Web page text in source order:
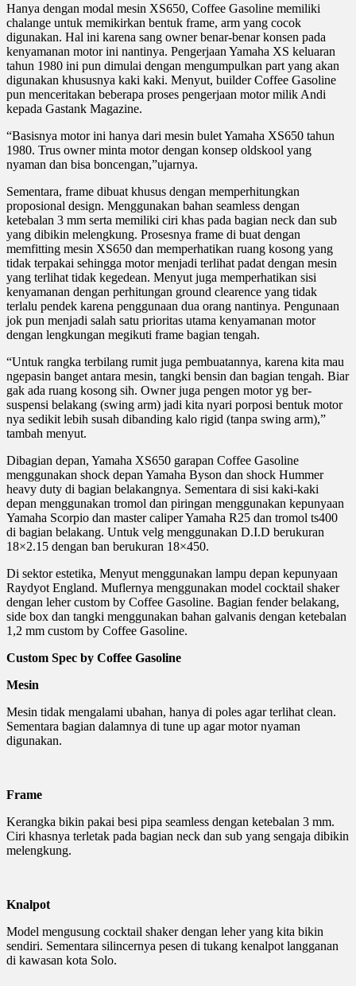
Hanya dengan modal mesin XS650, Coffee Gasoline memiliki
chalange untuk memikirkan bentuk frame, arm yang cocok
digunakan. Hal ini karena sang owner benar-benar konsen pada
kenyamanan motor ini nantinya. Pengerjaan Yamaha XS keluaran
tahun 1980 ini pun dimulai dengan mengumpulkan part yang akan
digunakan khususnya kaki kaki. Menyut, builder Coffee Gasoline
pun menceritakan beberapa proses pengerjaan motor milik Andi
kepada Gastank Magazine.
“Basisnya motor ini hanya dari mesin bulet Yamaha XS650 tahun
1980. Trus owner minta motor dengan konsep oldskool yang
nyaman dan bisa boncengan,”ujarnya.
Sementara, frame dibuat khusus dengan memperhitungkan
proposional design. Menggunakan bahan seamless dengan
ketebalan 3 mm serta memiliki ciri khas pada bagian neck dan sub
yang dibikin melengkung. Prosesnya frame di buat dengan
memfitting mesin XS650 dan memperhatikan ruang kosong yang
tidak terpakai sehingga motor menjadi terlihat padat dengan mesin
yang terlihat tidak kegedean. Menyut juga memperhatikan sisi
kenyamanan dengan perhitungan ground clearence yang tidak
terlalu pendek karena penggunaan dua orang nantinya. Pengunaan
jok pun menjadi salah satu prioritas utama kenyamanan motor
dengan lengkungan megikuti frame bagian tengah.
“Untuk rangka terbilang rumit juga pembuatannya, karena kita mau
ngepasin banget antara mesin, tangki bensin dan bagian tengah. Biar
gak ada ruang kosong sih. Owner juga pengen motor yg ber-
suspensi belakang (swing arm) jadi kita nyari porposi bentuk motor
nya sedikit lebih susah dibanding kalo rigid (tanpa swing arm),”
tambah menyut.
Dibagian depan, Yamaha XS650 garapan Coffee Gasoline
menggunakan shock depan Yamaha Byson dan shock Hummer
heavy duty di bagian belakangnya. Sementara di sisi kaki-kaki
depan menggunakan tromol dan piringan menggunakan kepunyaan
Yamaha Scorpio dan master caliper Yamaha R25 dan tromol ts400
di bagian belakang. Untuk velg menggunakan D.I.D berukuran
18×2.15 dengan ban berukuran 18×450.
Di sektor estetika, Menyut menggunakan lampu depan kepunyaan
Raydyot England. Muflernya menggunakan model cocktail shaker
dengan leher custom by Coffee Gasoline. Bagian fender belakang,
side box dan tangki menggunakan bahan galvanis dengan ketebalan
1,2 mm custom by Coffee Gasoline.
Custom Spec by Coffee Gasoline
Mesin
Mesin tidak mengalami ubahan, hanya di poles agar terlihat clean.
Sementara bagian dalamnya di tune up agar motor nyaman
digunakan.
Frame
Kerangka bikin pakai besi pipa seamless dengan ketebalan 3 mm.
Ciri khasnya terletak pada bagian neck dan sub yang sengaja dibikin
melengkung.
Knalpot
Model mengusung cocktail shaker dengan leher yang kita bikin
sendiri. Sementara silincernya pesen di tukang kenalpot langganan
di kawasan kota Solo.